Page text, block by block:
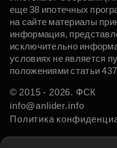
еще 38 ипотечных
на сайте материалы
информация,
исключительно
условиях не является
положениями статьи
© 2015 - 2026. ФСК
info@anlider.info
Политика